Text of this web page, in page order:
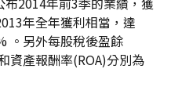
年全年獲利相當，達
。另外每股稅後盈餘
資產報酬率(ROA)分別為